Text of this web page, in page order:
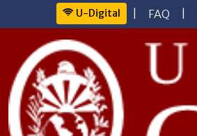
U-Digital FAQ